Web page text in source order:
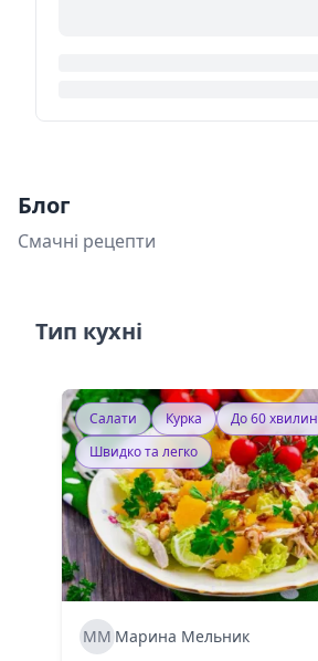
Блог
Смачні рецепти
Тип кухні
Салати Курка
До 60 хвилин
Швидко та легко
ММ Марина Мельник